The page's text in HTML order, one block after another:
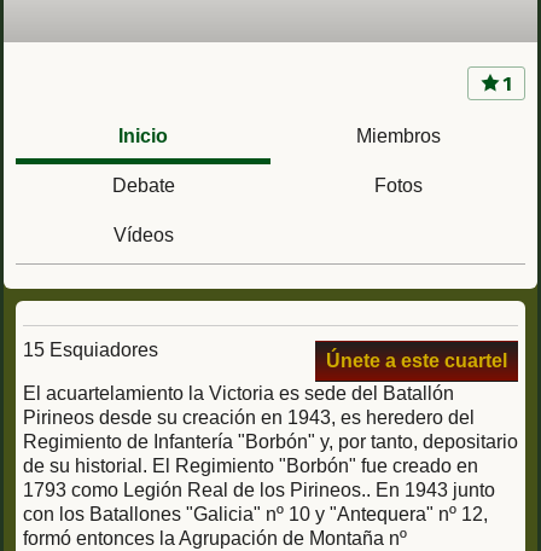
Cuartel la Victoria (Jaca, Huesca) Batallón
Pirineos del Rgto. Cazadores de Montaña
1
Inicio Miembros
Debate Fotos
Vídeos
15 Esquiadores
Únete a este cuartel
El acuartelamiento la Victoria es sede del Batallón
Pirineos desde su creación en 1943, es heredero del
Regimiento de Infantería "Borbón" y, por tanto, depositario
de su historial. El Regimiento "Borbón" fue creado en
1793 como Legión Real de los Pirineos.. En 1943 junto
con los Batallones "Galicia" nº 10 y "Antequera" nº 12,
formó entonces la Agrupación de Montaña nº